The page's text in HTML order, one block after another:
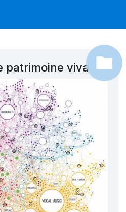
patrimoine vivant !